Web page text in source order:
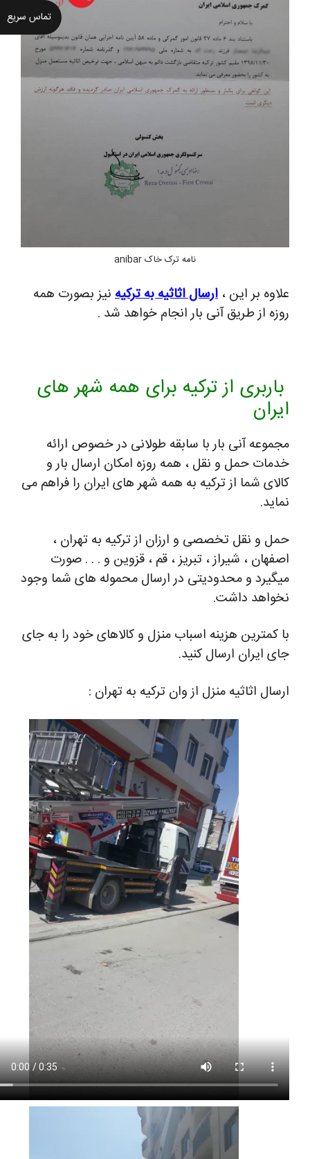
نامه ترک خاک anibar
بر این ،ارسال اثاثیه به ترکیهنیز بصورت همه
از طریق آنی بار انجام خواهد شد .
باربری از ترکیه برای همه شهر های
آنی بار با سابقه طولانی در خصوص ارائه
حمل و نقل ، همه روزه امکان ارسال بار و
شما از ترکیه به همه شهر های ایران را فراهم می
و نقل تخصصی و ارزان از ترکیه به تهران ،
، شیراز ، تبریز ، قم ، قزوین و . . . صورت
و محدودیتی در ارسال محموله های شما وجود
داشت.
کمترین هزینه اسباب منزل و کالاهای خود را به جای
ایران ارسال کنید.
اثاثیه منزل از وان ترکیه به تهران :
تماس سریع